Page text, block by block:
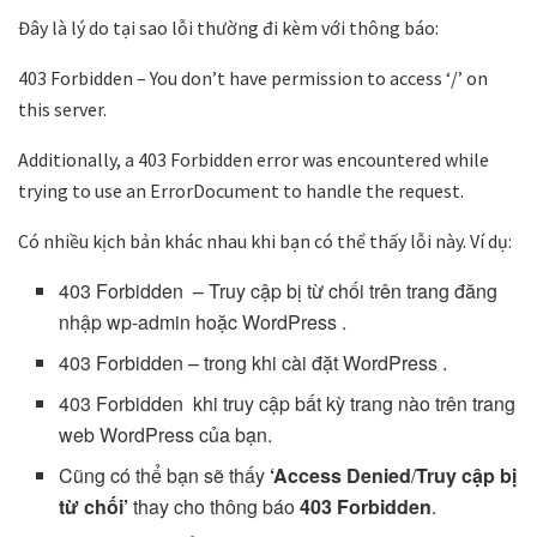
Đây là lý do tại sao lỗi thường đi kèm với thông báo:
403 Forbidden – You don’t have permission to access ‘/’ on
this server.
Additionally, a 403 Forbidden error was encountered while
trying to use an ErrorDocument to handle the request.
Có nhiều kịch bản khác nhau khi bạn có thể thấy lỗi này. Ví dụ:
403 Forbidden – Truy cập bị từ chối trên trang đăng
nhập wp-admin hoặc WordPress .
403 Forbidden – trong khi cài đặt WordPress .
403 Forbidden khi truy cập bất kỳ trang nào trên trang
web WordPress của bạn.
Cũng có thể bạn sẽ thấy ‘Access Denied/Truy cập bị
từ chối’thay cho thông báo403 Forbidden.